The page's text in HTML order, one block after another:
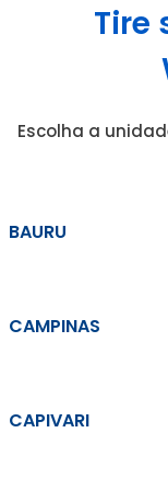
Tire
Escolha a
BAURU
CAMPINAS
CAPIVARI